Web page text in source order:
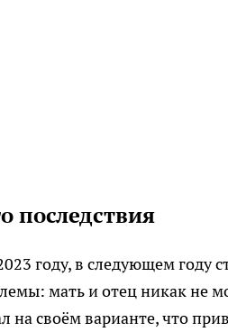
последствия
году, в следующем году
мать и отец никак не
на своём варианте, что